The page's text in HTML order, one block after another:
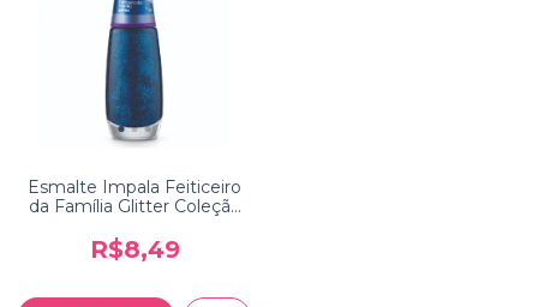
Esmalte Impala Feiticeiro
da Família Glitter Coleção
Feiticeiros
R$8,49